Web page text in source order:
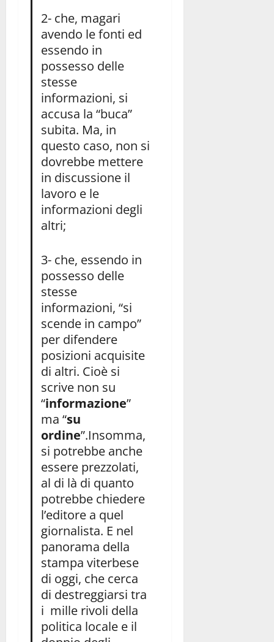
2- che, magari
avendo le fonti ed
essendo in
possesso delle
stesse
informazioni, si
accusa la “buca”
subita. Ma, in
questo caso, non si
dovrebbe mettere
in discussione il
lavoro e le
informazioni degli
altri;
3- che, essendo in
possesso delle
stesse
informazioni, “si
scende in campo”
per difendere
posizioni acquisite
di altri. Cioè si
scrive non su
“informazione”
ma “su
ordine”.Insomma,
si potrebbe anche
essere prezzolati,
al di là di quanto
potrebbe chiedere
l’editore a quel
giornalista. E nel
panorama della
stampa viterbese
di oggi, che cerca
di destreggiarsi tra
i mille rivoli della
politica locale e il